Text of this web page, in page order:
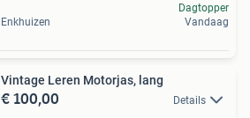
Enkhuizen
Dagtopper
Vandaag
Vintage Leren Motorjas, lang
€ 100,00 Details